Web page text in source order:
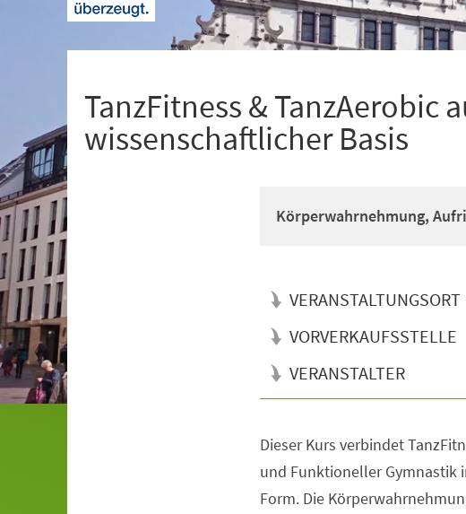
TanzFitness & TanzAerobic
wissenschaftlicher Basis
Körperwahrnehmung,
VERANSTALTUNGSORT
VORVERKAUFSSTELLE
VERANSTALTER
Dieser Kurs verbindet
und Funktioneller Gymnastik
Form. Die